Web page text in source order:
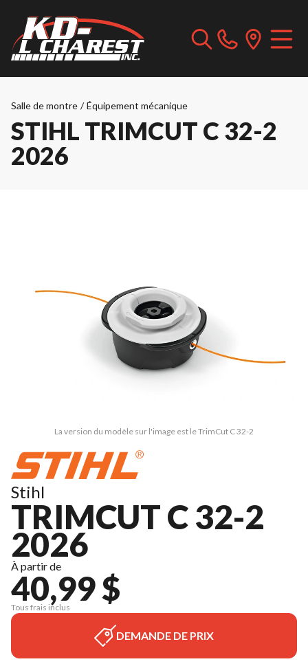
Salle de montre / Équipement mécanique
STIHL TRIMCUT C 32-2
2026
La version du modèle sur l'image est le TrimCut C 32-2
Stihl
TRIMCUT C 32-2
2026
À partir de
40,99 $
Tous frais inclus
DEMANDE DE PRIX